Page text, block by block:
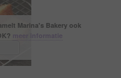
Marina's Bakery ook
meer informatie